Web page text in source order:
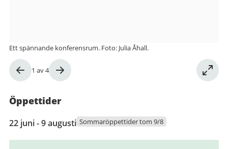
Bild
4
1 av4
Ett spännande konferensrum. Foto: Julia Åhall.
Öppettider
22
juni
2026
22 juni - 9 augusti Sommaröppettider tom 9/8